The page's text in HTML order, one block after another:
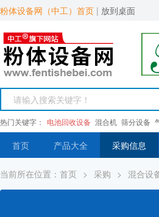
粉体设备网（中工）首页 | 放到桌面
热门关键字： 电池回收设备 混合机 筛分设备
首页 产品大全 采购信息
当前所在位置： 首页 > 采购 > 混合设